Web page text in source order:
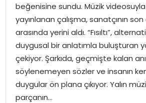
beğenisine sundu. Müzik
yayınlanan çalışma, sanatçının
arasında yerini aldı. “Fısıltı”,
duygusal bir anlatımla buluşturan
çekiyor. Şarkıda, geçmişte kalan
söylenemeyen sözler ve insanın
duygular ön plana çıkıyor. Yalın
parçanın…